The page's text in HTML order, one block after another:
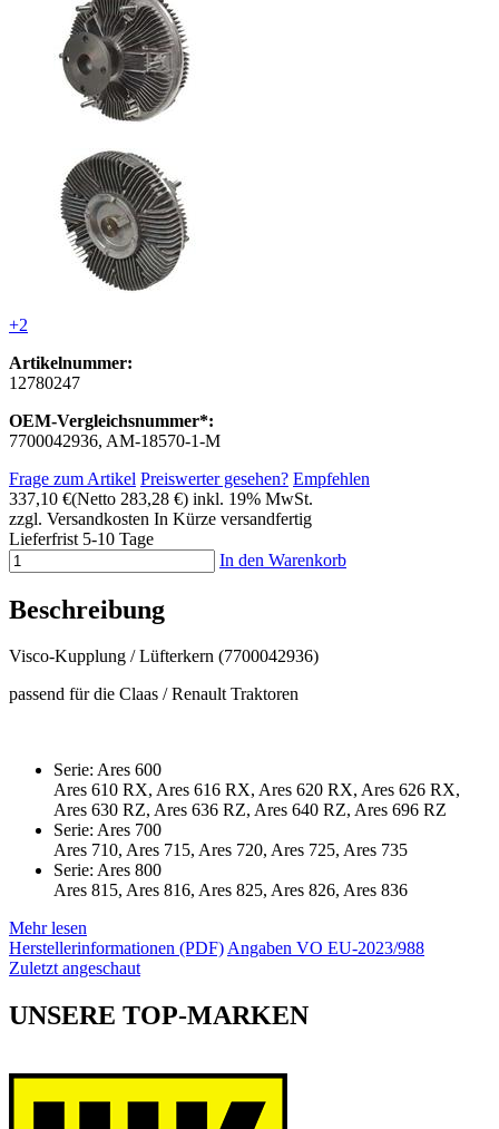
+2
Artikelnummer:
12780247
OEM-Vergleichsnummer*:
7700042936, AM-18570-1-M
Frage zum Artikel Preiswerter gesehen? Empfehlen
337,10 €(Netto 283,28 €) inkl. 19% MwSt.
zzgl. Versandkosten In Kürze versandfertig
Lieferfrist 5-10 Tage
In den Warenkorb
Beschreibung
Visco-Kupplung / Lüfterkern (7700042936)
passend für die Claas / Renault Traktoren
Serie: Ares 600
Ares 610 RX, Ares 616 RX, Ares 620 RX, Ares 626 RX,
Ares 630 RZ, Ares 636 RZ, Ares 640 RZ, Ares 696 RZ
Serie: Ares 700
Ares 710, Ares 715, Ares 720, Ares 725, Ares 735
Serie: Ares 800
Ares 815, Ares 816, Ares 825, Ares 826, Ares 836
Mehr lesen
Herstellerinformationen (PDF)Angaben VO EU-2023/988
Zuletzt angeschaut
UNSERE TOP-MARKEN